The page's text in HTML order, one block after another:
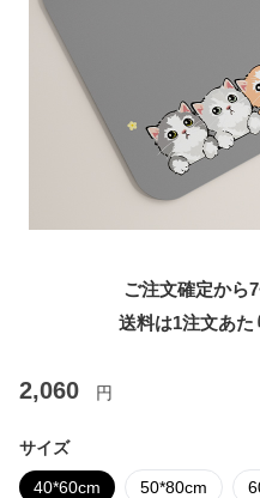
ご注文確定から
送料は1注文あた
2,060 円
サイズ
40*60cm 50*80cm